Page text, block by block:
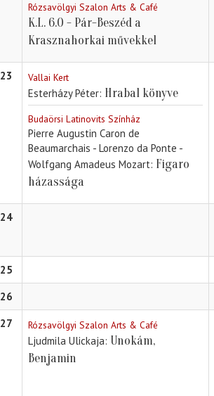
Rózsavölgyi Szalon Arts & Café
K.L. 6.0 - Pár-Beszéd a
Krasznahorkai művekkel
23 Vallai Kert
Esterházy Péter Hrabal könyve
Budaörsi Latinovits Színház
Pierre Augustin Caron de
Beaumarchais - Lorenzo da Ponte -
Wolfgang Amadeus Mozart Figaro
házassága
24
25
26
27
Rózsavölgyi Szalon Arts & Café
Ljudmila Ulickaja Unokám,
Benjamin